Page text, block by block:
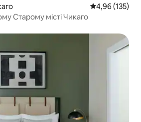
Середня
4,96 (135)
Старому місті Чикаго